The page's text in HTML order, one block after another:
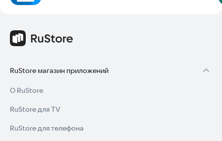
RuStore магазин приложений
О RuStore
RuStore для TV
RuStore для телефона